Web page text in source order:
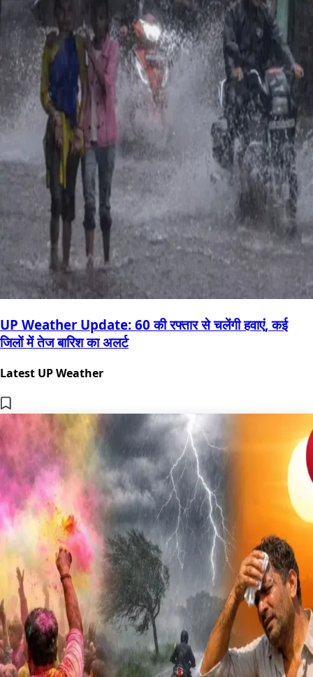
UP Weather Update: 60 की रफ्तार से चलेंगी हवाएं, कई
जिलों में तेज बारिश का अलर्ट
Latest UP Weather